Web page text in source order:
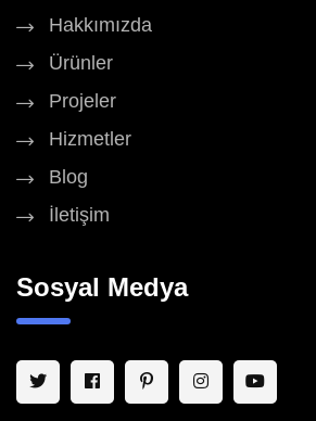
Hakkımızda
Ürünler
Projeler
Hizmetler
Blog
İletişim
Sosyal Medya